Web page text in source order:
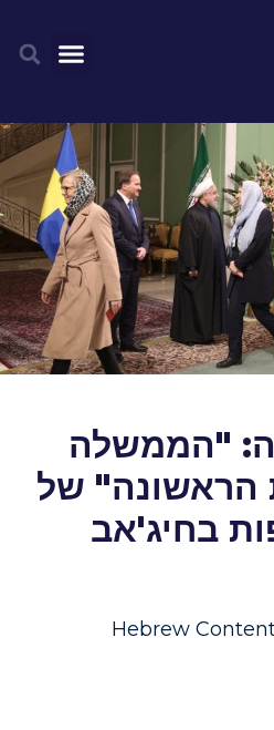
"הממשלה
הראשונה" של
בחיג'אב
Hebrew